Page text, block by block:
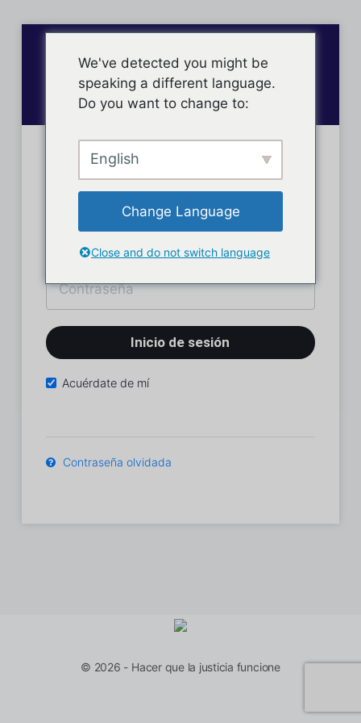
Inicio de sesión
Acuérdate de mí
Contraseña olvidada
© 2026 - Hacer que la justicia funcione
We've detected you might be
speaking a different language.
Do you want to change to:
English
Change Language
Close and do not switch language